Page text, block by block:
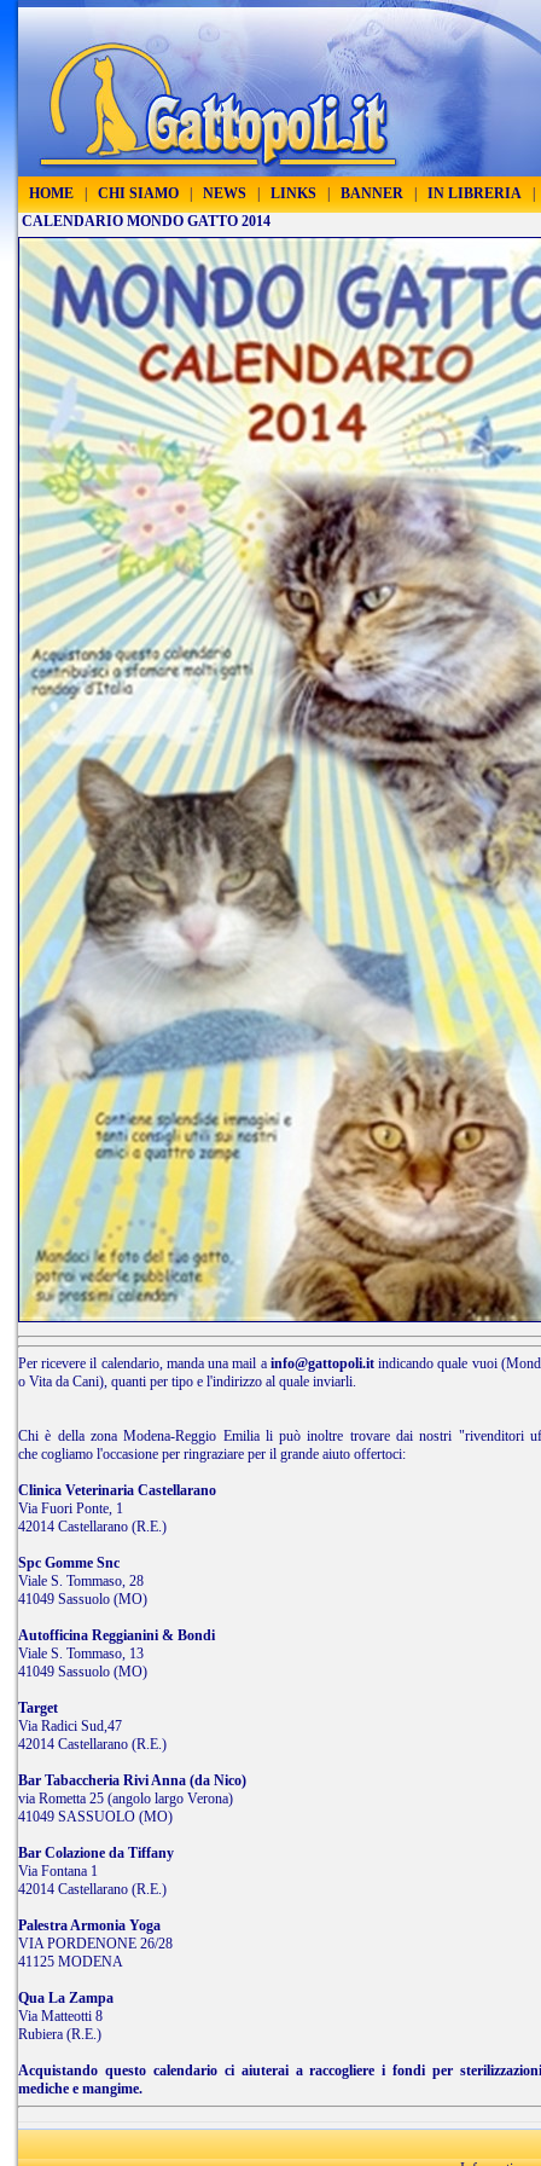
HOME CHI SIAMO NEWS LINKS BANNER IN LIBRERIA
CALENDARIO MONDO GATTO 2014
Per ricevere il calendario, manda una mail a info@gattopoli.it indicando quale vuoi
o Vita da Cani), quanti per tipo e l'indirizzo al quale inviarli.
Chi è della zona Modena-Reggio Emilia li può inoltre trovare dai nostri "rivenditori
che cogliamo l'occasione per ringraziare per il grande aiuto offertoci:
Clinica Veterinaria Castellarano
Via Fuori Ponte, 1
42014 Castellarano (R.E.)
Spc Gomme Snc
Viale S. Tommaso, 28
41049 Sassuolo (MO)
Autofficina Reggianini & Bondi
Viale S. Tommaso, 13
41049 Sassuolo (MO)
Target
Via Radici Sud,47
42014 Castellarano (R.E.)
Bar Tabaccheria Rivi Anna (da Nico)
via Rometta 25 (angolo largo Verona)
41049 SASSUOLO (MO)
Bar Colazione da Tiffany
Via Fontana 1
42014 Castellarano (R.E.)
Palestra Armonia Yoga
VIA PORDENONE 26/28
41125 MODENA
Qua La Zampa
Via Matteotti 8
Rubiera (R.E.)
Acquistando questo calendario ci aiuterai a raccogliere i fondi per
mediche e mangime.